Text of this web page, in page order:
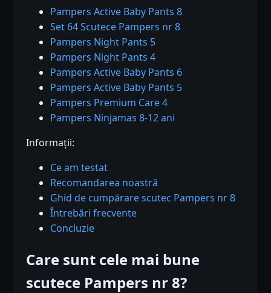
Pampers Active Baby Pants 8
Set 64 Scutece Pampers nr 8
Pampers Night Pants 5
Pampers Night Pants 4
Pampers Active Baby Pants 6
Pampers Active Baby Pants 5
Pampers Premium Care 4
Pampers Ninjamas 8-12 ani
Informații:
Ce am testat
Recomandarea noastră
Ghid de cumpărare scutec Pampers nr 8
Întrebări frecvente
Concluzie
Care sunt cele mai bune
scutece Pampers nr 8?